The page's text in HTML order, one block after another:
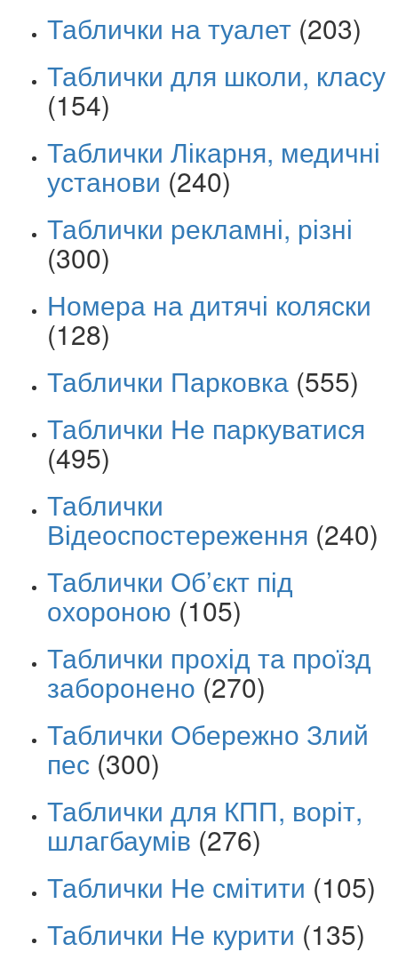
Таблички на туалет (203)
Таблички для школи, класу
(154)
Таблички Лікарня, медичні
установи (240)
Таблички рекламні, різні
(300)
Номера на дитячі коляски
(128)
Таблички Парковка (555)
Таблички Не паркуватися
(495)
Таблички
Відеоспостереження (240)
Таблички Об’єкт під
охороною (105)
Таблички прохід та проїзд
заборонено (270)
Таблички Обережно Злий
пес (300)
Таблички для КПП, воріт,
шлагбаумів (276)
Таблички Не смітити (105)
Таблички Не курити (135)